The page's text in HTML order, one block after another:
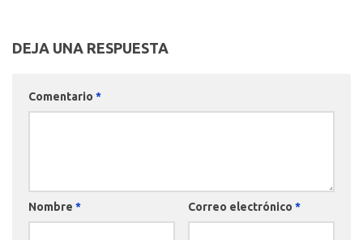
DEJA UNA RESPUESTA
Comentario *
Nombre * Correo electrónico *